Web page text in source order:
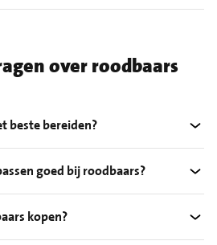
over roodbaars
beste bereiden?
goed bij roodbaars?
kopen?